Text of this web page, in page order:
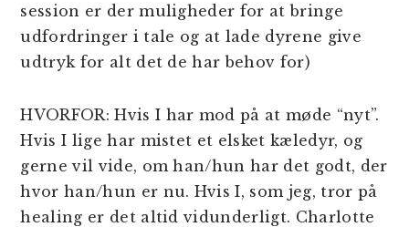
session er der muligheder for at bringe
udfordringer i tale og at lade dyrene give
udtryk for alt det de har behov for)
HVORFOR: Hvis I har mod på at møde “nyt”.
Hvis I lige har mistet et elsket kæledyr, og
gerne vil vide, om han/hun har det godt, der
hvor han/hun er nu. Hvis I, som jeg, tror på
healing er det altid vidunderligt. Charlotte